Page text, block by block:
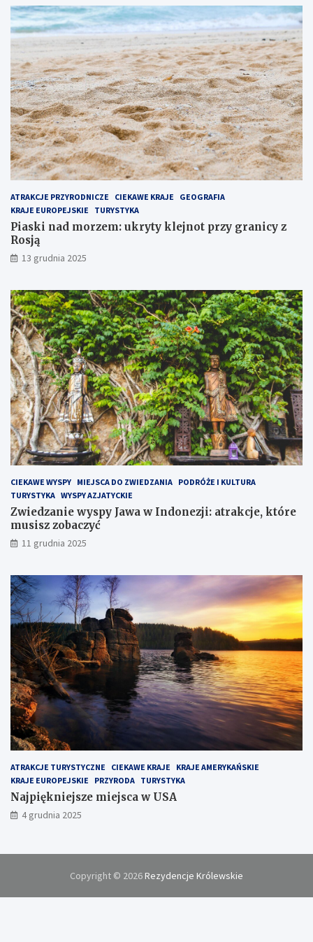
j
p
o
p
u
l
a
r
n
i
e
j
s
z
e
m
i
e
j
s
e
n
a
P
ó
ł
w
y
s
p
i
e
H
e
s
k
i
m
?
t
p
r
z
y
g
r
a
n
i
c
y
z
R
o
s
j
ą
ATRAKCJE PRZYRODNICZE CIEKAWE KRAJE
GEOGRAFIA
KRAJE EUROPEJSKIE
TURYSTYKA
Piaski nad morzem: ukryty klejnot przy granicy z
Rosją
13 grudnia 2025
CIEKAWE WYSPY MIEJSCA DO ZWIEDZANIA PODRÓŻE I KULTURA
TURYSTYKA WYSPY AZJATYCKIE
Zwiedzanie wyspy Jawa w Indonezji: atrakcje, które
musisz zobaczyć
11 grudnia 2025
ATRAKCJE TURYSTYCZNE CIEKAWE KRAJE
KRAJE AMERYKAŃSKIE
KRAJE EUROPEJSKIE
PRZYRODA TURYSTYKA
Najpiękniejsze miejsca w USA
4 grudnia 2025
Copyright © 2026Rezydencje Królewskie